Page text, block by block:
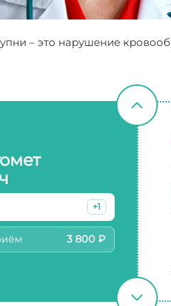
– это нарушение
+1
3 800 ₽